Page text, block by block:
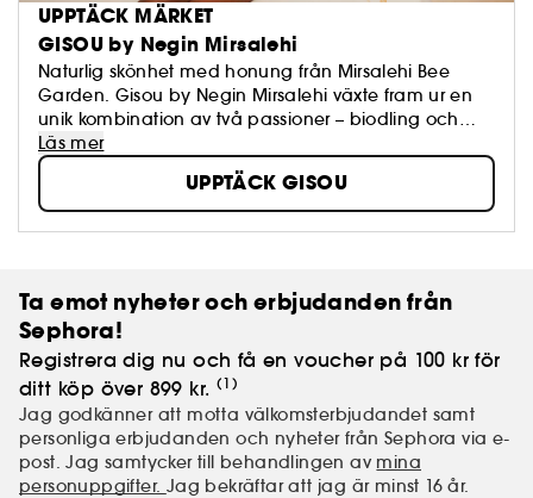
UPPTÄCK MÄRKET
GISOU by Negin Mirsalehi
Naturlig skönhet med honung från Mirsalehi Bee
Garden. Gisou by Negin Mirsalehi växte fram ur en
unik kombination av två passioner – biodling och
naturlig skönhet. Varumärket bygger vidare på sex
generationers biodlartradition och skapar unika
hårvårdsprodukter, inklusive schampon, hårmasker
och håroljor, framställda med värdefulla
ingredienser som odlas och skördas på ett ekologiskt
honungsbaserade hårvårdsprodukter ger näring,
återfuktar och stärker hår och hårbotten.
Läs mer
UPPTÄCK GISOU
Ta emot nyheter och erbjudanden från
Sephora!
Registrera dig nu och få en voucher på 100 kr för
ditt köp över 899 kr. (1)
Jag godkänner att motta välkomsterbjudandet samt
personliga erbjudanden och nyheter från Sephora via e-
post. Jag samtycker till behandlingen av mina
personuppgifter. Jag bekräftar att jag är minst 16 år.